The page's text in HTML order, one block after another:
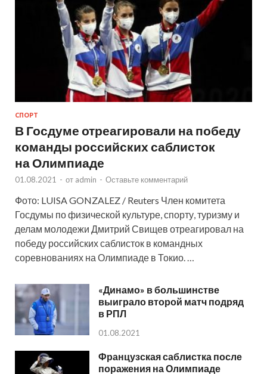
СПОРТ
В Госдуме отреагировали на победу
команды российских саблисток
на Олимпиаде
01.08.2021 - от admin - Оставьте комментарий
Фото: LUISA GONZALEZ / Reuters Член комитета
Госдумы по физической культуре, спорту, туризму и
делам молодежи Дмитрий Свищев отреагировал на
победу российских саблисток в командных
соревнованиях на Олимпиаде в Токио. …
«Динамо» в большинстве
выиграло второй матч подряд
в РПЛ
01.08.2021
Французская саблистка после
поражения на Олимпиаде